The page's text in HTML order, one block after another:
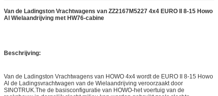
Van de Ladingston Vrachtwagens van ZZ2167M5227 4x4 EURO II 8-15 Howo
Al Wielaandrijving met HW76-cabine
Beschrijving:
Van de Ladingston Vrachtwagens van HOWO 4x4 wordt de EURO II 8-15 Howo
Al de Ladingsvrachtwagen van de Wielaandrijving veroorzaakt door
SINOTRUK.The de basisconfiguratie van HOWO-het voertuig van de